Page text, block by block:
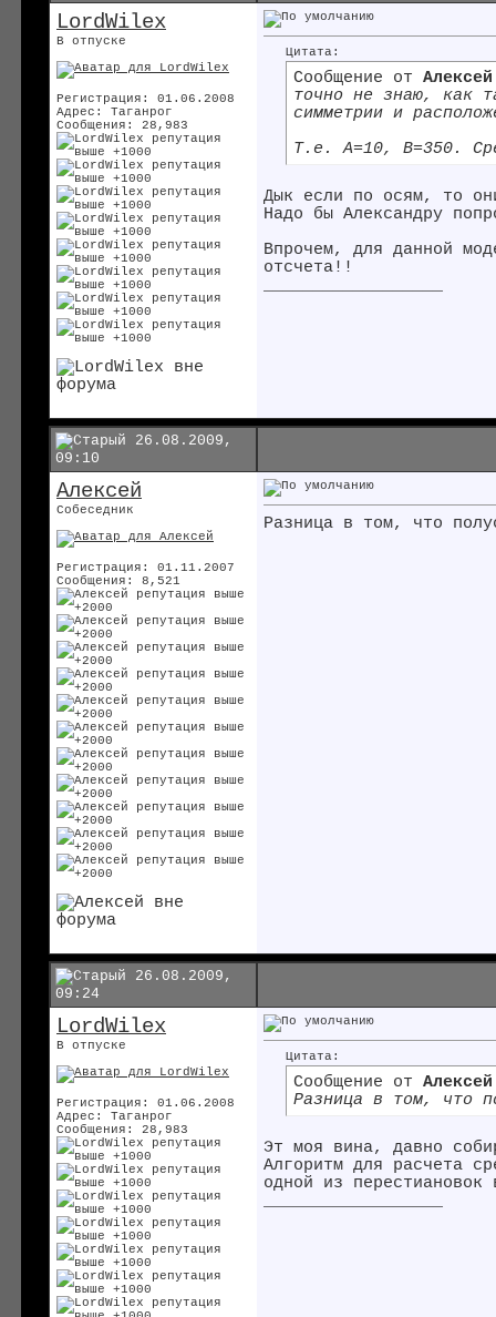
LordWilex
В отпуске
Регистрация: 01.06.2008
Адрес: Таганрог
Сообщения: 28,983
Цитата:
Сообщение от Алексей
точно не знаю, как
симметрии и
Т.е. А=10, В=350.
Дык если по осям, то
Надо бы Александру
Впрочем, для данной
отсчета!!
26.08.2009,
09:10
Алексей
Собеседник
Регистрация: 01.11.2007
Сообщения: 8,521
Разница в том, что
26.08.2009,
09:24
LordWilex
В отпуске
Регистрация: 01.06.2008
Адрес: Таганрог
Сообщения: 28,983
Цитата:
Сообщение от Алексей
Разница в том, что
Эт моя вина, давно
Алгоритм для расчета
одной из